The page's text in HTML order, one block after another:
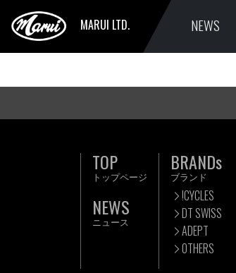
MARUI LTD. NEWS
TOP
トップページ
NEWS
ニュース
BRANDs
ブランド
!CYCLES
DT SWISS
ADEPT
OTHERS